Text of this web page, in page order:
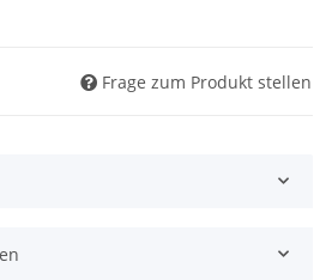
Frage zum Produkt stellen